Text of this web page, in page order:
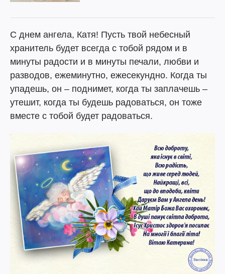
С днем ангела, Катя! Пусть твой небесный
хранитель будет всегда с тобой рядом и в
минуты радости и в минуты печали, любви и
разводов, ежеминутно, ежесекундно. Когда ты
упадешь, он – поднимет, когда ты заплачешь –
утешит, когда ты будешь радоваться, он тоже
вместе с тобой будет радоваться.